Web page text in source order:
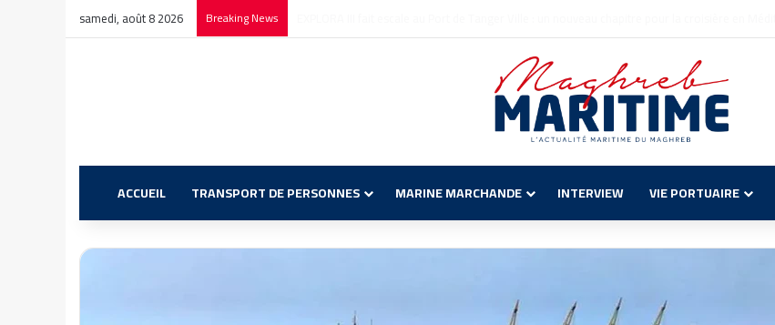
samedi, août 8 2026 Breaking News
ACCUEIL TRANSPORT DE PERSONNES MARINE MARCHANDE INTERVIEW VIE PORTUAIRE